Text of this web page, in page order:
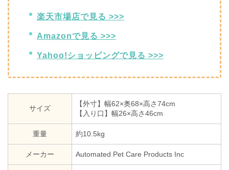
楽天市場店で見る >>>
Amazonで見る >>>
Yahoo!ショッピングで見る >>>
サイズ
【外寸】幅62×奥68×高さ74cm
【入り口】幅26×高さ46cm
重量 約10.5kg
メーカー Automated Pet Care Products Inc